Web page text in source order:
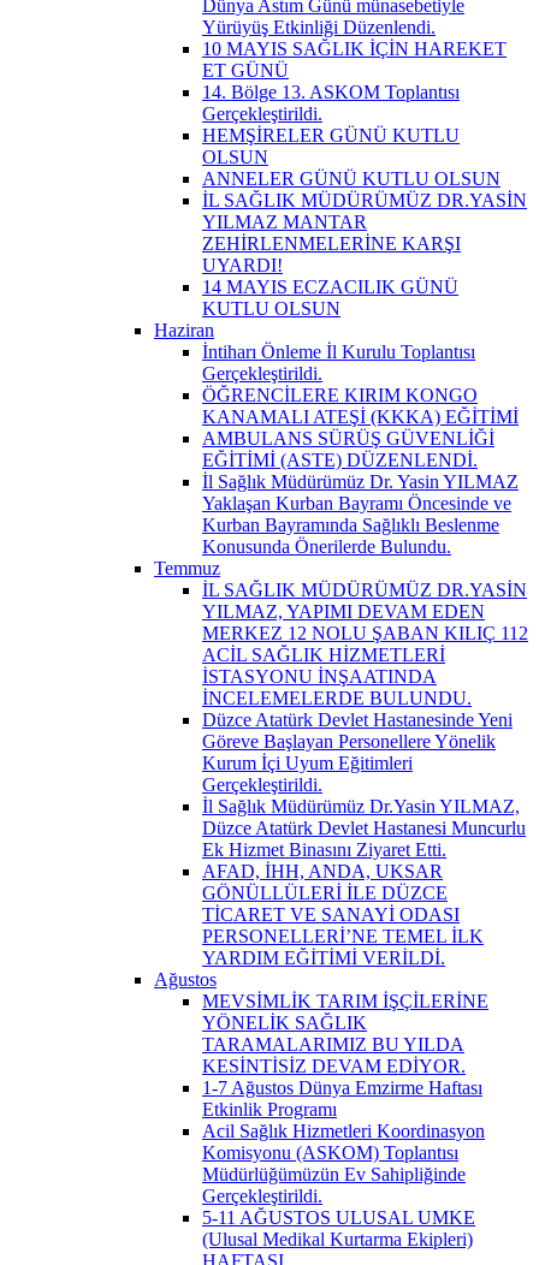
Dünya Astım Günü münasebetiyle
Yürüyüş Etkinliği Düzenlendi.
10 MAYIS SAĞLIK İÇİN HAREKET
ET GÜNÜ
14. Bölge 13. ASKOM Toplantısı
Gerçekleştirildi.
HEMŞİRELER GÜNÜ KUTLU
OLSUN
ANNELER GÜNÜ KUTLU OLSUN
İL SAĞLIK MÜDÜRÜMÜZ DR.YASİN
YILMAZ MANTAR
ZEHİRLENMELERİNE KARŞI
UYARDI!
14 MAYIS ECZACILIK GÜNÜ
KUTLU OLSUN
Haziran
İntiharı Önleme İl Kurulu Toplantısı
Gerçekleştirildi.
ÖĞRENCİLERE KIRIM KONGO
KANAMALI ATEŞİ (KKKA) EĞİTİMİ
AMBULANS SÜRÜŞ GÜVENLİĞİ
EĞİTİMİ (ASTE) DÜZENLENDİ.
İl Sağlık Müdürümüz Dr. Yasin YILMAZ
Yaklaşan Kurban Bayramı Öncesinde ve
Kurban Bayramında Sağlıklı Beslenme
Konusunda Önerilerde Bulundu.
Temmuz
İL SAĞLIK MÜDÜRÜMÜZ DR.YASİN
YILMAZ, YAPIMI DEVAM EDEN
MERKEZ 12 NOLU ŞABAN KILIÇ 112
ACİL SAĞLIK HİZMETLERİ
İSTASYONU İNŞAATINDA
İNCELEMELERDE BULUNDU.
Düzce Atatürk Devlet Hastanesinde Yeni
Göreve Başlayan Personellere Yönelik
Kurum İçi Uyum Eğitimleri
Gerçekleştirildi.
İl Sağlık Müdürümüz Dr.Yasin YILMAZ,
Düzce Atatürk Devlet Hastanesi Muncurlu
Ek Hizmet Binasını Ziyaret Etti.
AFAD, İHH, ANDA, UKSAR
GÖNÜLLÜLERİ İLE DÜZCE
TİCARET VE SANAYİ ODASI
PERSONELLERİ’NE TEMEL İLK
YARDIM EĞİTİMİ VERİLDİ.
Ağustos
MEVSİMLİK TARIM İŞÇİLERİNE
YÖNELİK SAĞLIK
TARAMALARIMIZ BU YILDA
KESİNTİSİZ DEVAM EDİYOR.
1-7 Ağustos Dünya Emzirme Haftası
Etkinlik Programı
Acil Sağlık Hizmetleri Koordinasyon
Komisyonu (ASKOM) Toplantısı
Müdürlüğümüzün Ev Sahipliğinde
Gerçekleştirildi.
5-11 AĞUSTOS ULUSAL UMKE
(Ulusal Medikal Kurtarma Ekipleri)
HAFTASI